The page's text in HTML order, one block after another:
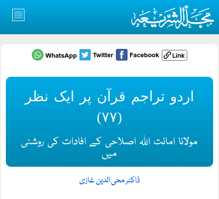
اردو تراجم قرآن پر ایک نظر
(۷۷)
مولانا امانت اللہ اصلاحی کے افادات کی روشنی
میں
ڈاکٹر محی الدین غازی